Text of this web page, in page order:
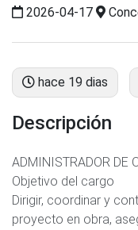
2026-04-17
hace 19 dias
Descripción
ADMINISTRADOR DE
Objetivo del cargo
Dirigir, coordinar y
proyecto en obra,